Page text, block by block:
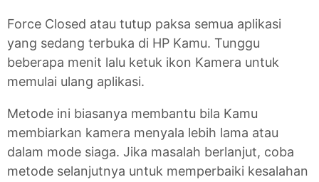
Force Closed atau tutup paksa semua aplikasi
yang sedang terbuka di HP Kamu. Tunggu
beberapa menit lalu ketuk ikon Kamera untuk
memulai ulang aplikasi.
Metode ini biasanya membantu bila Kamu
membiarkan kamera menyala lebih lama atau
dalam mode siaga. Jika masalah berlanjut, coba
metode selanjutnya untuk memperbaiki kesalahan